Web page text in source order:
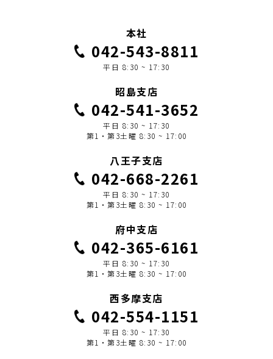
本社
042-543-8811
平日 8:30 ~ 17:30
昭島支店
042-541-3652
平日 8:30 ~ 17:30
第1・第3土曜 8:30 ~ 17:00
八王子支店
042-668-2261
平日 8:30 ~ 17:30
第1・第3土曜 8:30 ~ 17:00
府中支店
042-365-6161
平日 8:30 ~ 17:30
第1・第3土曜 8:30 ~ 17:00
西多摩支店
042-554-1151
平日 8:30 ~ 17:30
第1・第3土曜 8:30 ~ 17:00